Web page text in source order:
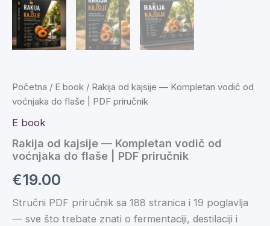
Početna / E book / Rakija od kajsije — Kompletan vodič od
voćnjaka do flaše | PDF priručnik
E book
Rakija od kajsije — Kompletan vodič od
voćnjaka do flaše | PDF priručnik
€19.00
Stručni PDF priručnik sa 188 stranica i 19 poglavlja
— sve što trebate znati o fermentaciji, destilaciji i